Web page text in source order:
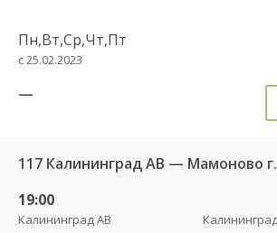
Пн,Вт,Ср,Чт,Пт
с 25.02.2023
—
117 Калининград АВ — Мамоново г.
19:00
Калининград АВ